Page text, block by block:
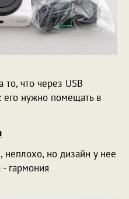
что через USB
его нужно помещать в
но дизайн у нее
- гармония